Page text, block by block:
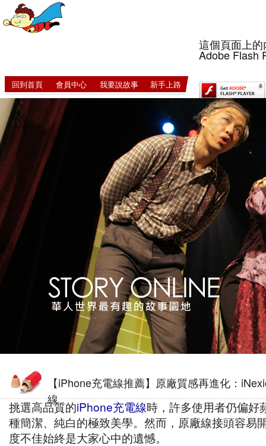
這個頁面上
Adobe Flash
回到首頁 會員中心 我要說故事 新手上路
【iPhone充電線推薦】原廠質感再進化：
線
挑選高品質的iPhone充電線時，許多使用者仍偏好
種簡潔、純白的極致美學。然而，原廠線接頭容易
度不佳始終是大家心中的遺憾。